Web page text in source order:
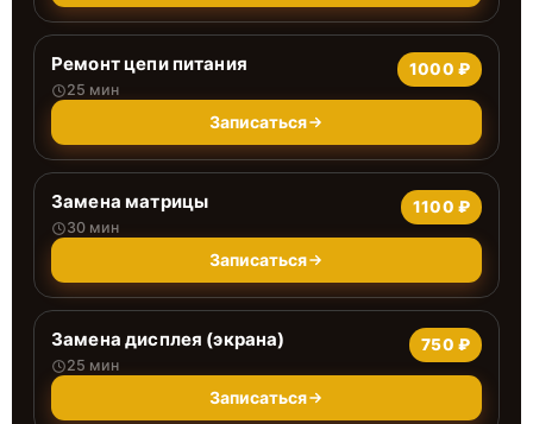
Ремонт цепи питания
25 мин
1000 ₽
Записаться
Замена матрицы
30 мин
1100 ₽
Записаться
Замена дисплея (экрана)
25 мин
750 ₽
Записаться